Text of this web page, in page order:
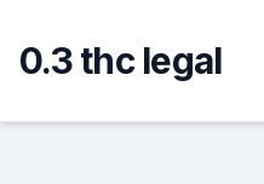
content
0.3 thc legal